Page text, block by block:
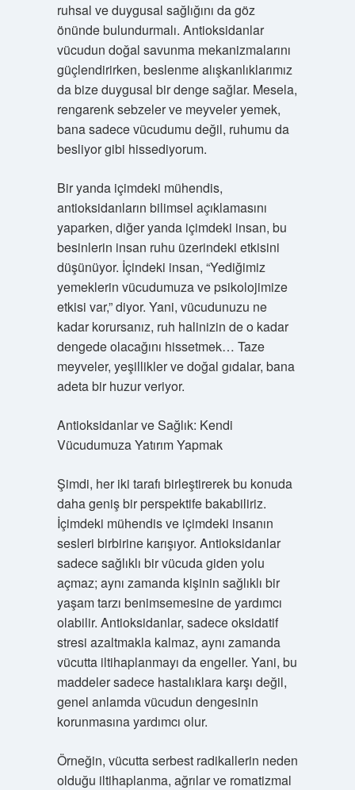
ruhsal ve duygusal sağlığını da göz
önünde bulundurmalı. Antioksidanlar
vücudun doğal savunma mekanizmalarını
güçlendirirken, beslenme alışkanlıklarımız
da bize duygusal bir denge sağlar. Mesela,
rengarenk sebzeler ve meyveler yemek,
bana sadece vücudumu değil, ruhumu da
besliyor gibi hissediyorum.
Bir yanda içimdeki mühendis,
antioksidanların bilimsel açıklamasını
yaparken, diğer yanda içimdeki insan, bu
besinlerin insan ruhu üzerindeki etkisini
düşünüyor. İçindeki insan, “Yediğimiz
yemeklerin vücudumuza ve psikolojimize
etkisi var,” diyor. Yani, vücudunuzu ne
kadar korursanız, ruh halinizin de o kadar
dengede olacağını hissetmek… Taze
meyveler, yeşillikler ve doğal gıdalar, bana
adeta bir huzur veriyor.
Antioksidanlar ve Sağlık: Kendi
Vücudumuza Yatırım Yapmak
Şimdi, her iki tarafı birleştirerek bu konuda
daha geniş bir perspektife bakabiliriz.
İçimdeki mühendis ve içimdeki insanın
sesleri birbirine karışıyor. Antioksidanlar
sadece sağlıklı bir vücuda giden yolu
açmaz; aynı zamanda kişinin sağlıklı bir
yaşam tarzı benimsemesine de yardımcı
olabilir. Antioksidanlar, sadece oksidatif
stresi azaltmakla kalmaz, aynı zamanda
vücutta iltihaplanmayı da engeller. Yani, bu
maddeler sadece hastalıklara karşı değil,
genel anlamda vücudun dengesinin
korunmasına yardımcı olur.
Örneğin, vücutta serbest radikallerin neden
olduğu iltihaplanma, ağrılar ve romatizmal